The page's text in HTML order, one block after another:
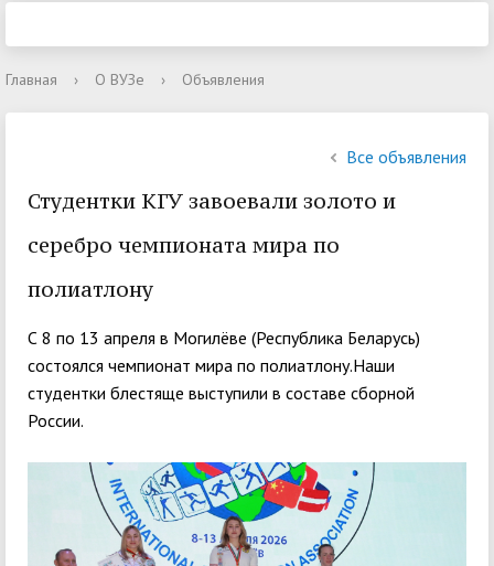
Главная › О ВУЗе › Объявления
Все объявления
Студентки КГУ завоевали золото и
серебро чемпионата мира по
полиатлону
С 8 по 13 апреля в Могилёве (Республика Беларусь)
состоялся чемпионат мира по полиатлону.Наши
студентки блестяще выступили в составе сборной
России.